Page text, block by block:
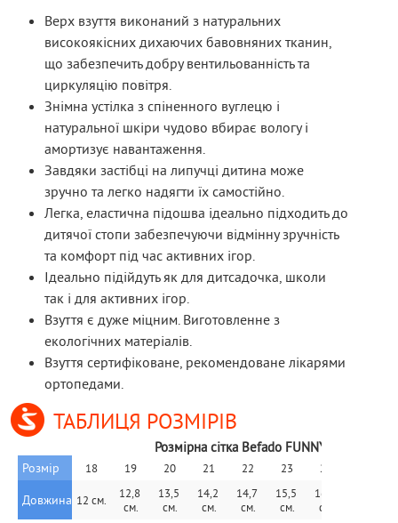
Верх взуття виконаний з натуральних
високоякісних дихаючих бавовняних тканин,
що забезпечить добру вентильованність та
циркуляцію повітря.
Знімна устілка з спіненного вуглецю і
натуральної шкіри чудово вбирає вологу і
амортизує навантаження.
Завдяки застібці на липучці дитина може
зручно та легко надягти їх самостійно.
Легка, еластична підошва ідеально підходить до
дитячої стопи забезпечуючи відмінну зручність
та комфорт під час активних ігор.
Ідеально підійдуть як для дитсадочка, школи
так і для активних ігор.
Взуття є дуже міцним. Виготовленне з
екологічних матеріалів.
Взуття сертифіковане, рекомендоване лікарями
ортопедами.
ТАБЛИЦЯ РОЗМІРІВ
Розмірна сітка Befado FUNNY
Розмір 18 19 20 21 22 23 24
Довжина 12 см.
12,8
см.
13,5
см.
14,2
см.
14,7
см.
15,5
см.
16,1
см.